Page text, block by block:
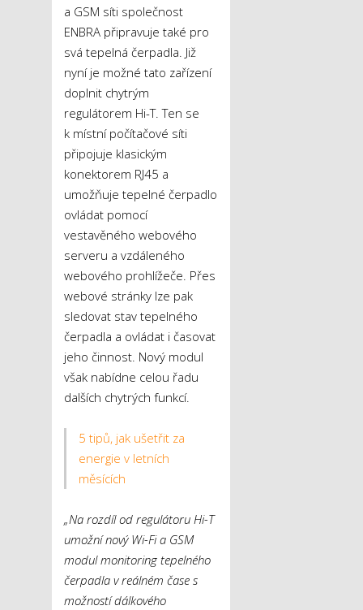
a GSM síti společnost
ENBRA připravuje také pro
svá tepelná čerpadla. Již
nyní je možné tato zařízení
doplnit chytrým
regulátorem Hi-T. Ten se
k místní počítačové síti
připojuje klasickým
konektorem RJ45 a
umožňuje tepelné čerpadlo
ovládat pomocí
vestavěného webového
serveru a vzdáleného
webového prohlížeče. Přes
webové stránky lze pak
sledovat stav tepelného
čerpadla a ovládat i časovat
jeho činnost. Nový modul
však nabídne celou řadu
dalších chytrých funkcí.
5 tipů, jak ušetřit za
energie v letních
měsících
„Na rozdíl od regulátoru Hi-T
umožní nový Wi-Fi a GSM
modul monitoring tepelného
čerpadla v reálném čase s
možností dálkového